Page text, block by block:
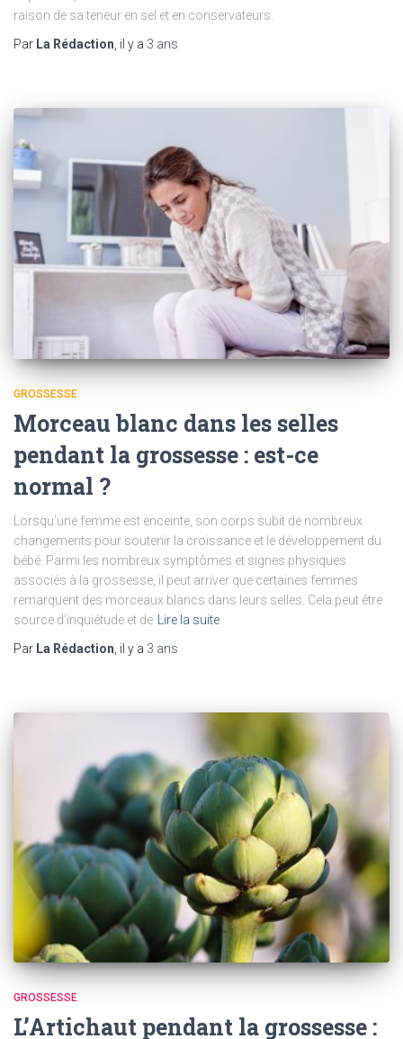
raison de sa teneur en sel et en conservateurs.
Par La Rédaction , il y a 3 ans
GROSSESSE
Morceau blanc dans les selles
pendant la grossesse : est-ce
normal ?
Lorsqu’une femme est enceinte, son corps subit de nombreux
changements pour soutenir la croissance et le développement du
bébé. Parmi les nombreux symptômes et signes physiques
associés à la grossesse, il peut arriver que certaines femmes
remarquent des morceaux blancs dans leurs selles. Cela peut être
source d’inquiétude et de
Lire la suite
Par La Rédaction , il y a 3 ans
GROSSESSE
L’Artichaut pendant la grossesse :